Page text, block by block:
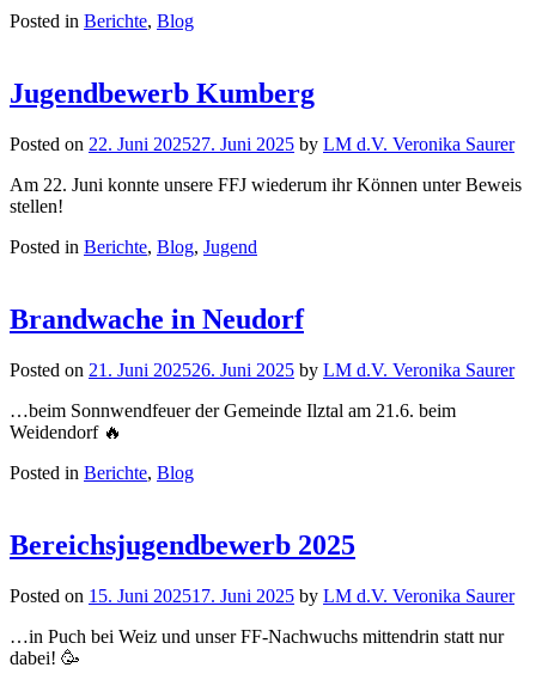
Posted in Berichte, Blog
Jugendbewerb Kumberg
Posted on 22. Juni 202527. Juni 2025 by LM d.V. Veronika Saurer
Am 22. Juni konnte unsere FFJ wiederum ihr Können unter Beweis
stellen!
Posted in Berichte, Blog, Jugend
Brandwache in Neudorf
Posted on 21. Juni 202526. Juni 2025 by LM d.V. Veronika Saurer
…beim Sonnwendfeuer der Gemeinde Ilztal am 21.6. beim
Weidendorf 🔥
Posted in Berichte, Blog
Bereichsjugendbewerb 2025
Posted on 15. Juni 202517. Juni 2025 by LM d.V. Veronika Saurer
…in Puch bei Weiz und unser FF-Nachwuchs mittendrin statt nur
dabei! 🥳